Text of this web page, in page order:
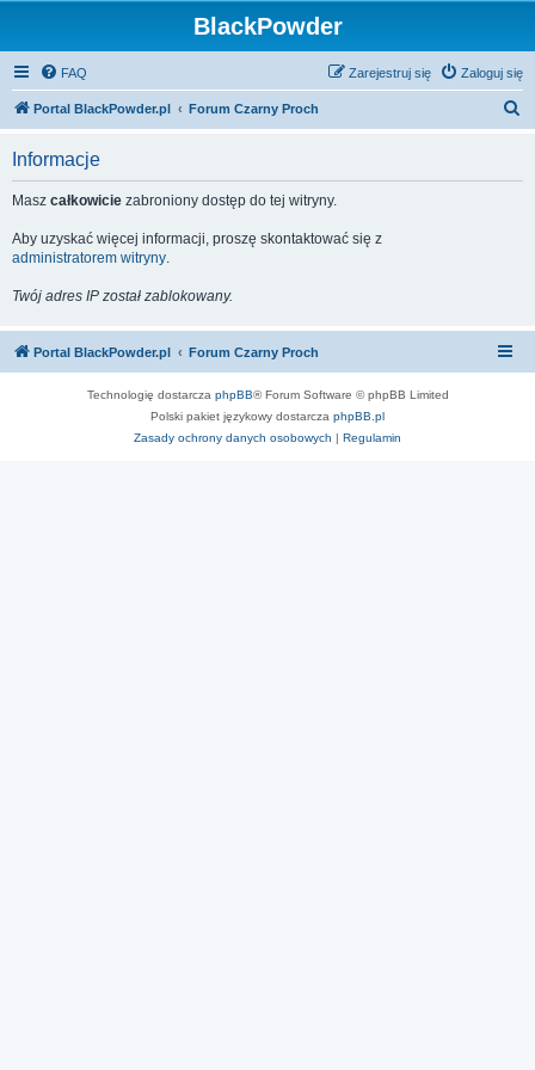
BlackPowder
FAQ Zaloguj się
Zarejestruj się
Portal BlackPowder.pl Forum Czarny Proch
Informacje
Masz całkowicie zabroniony dostęp do tej witryny.
Aby uzyskać więcej informacji, proszę skontaktować się z
administratorem witryny.
Twój adres IP został zablokowany.
Portal BlackPowder.pl Forum Czarny Proch
Technologię dostarcza phpBB® Forum Software © phpBB Limited
Polski pakiet językowy dostarcza phpBB.pl
Zasady ochrony danych osobowych | Regulamin